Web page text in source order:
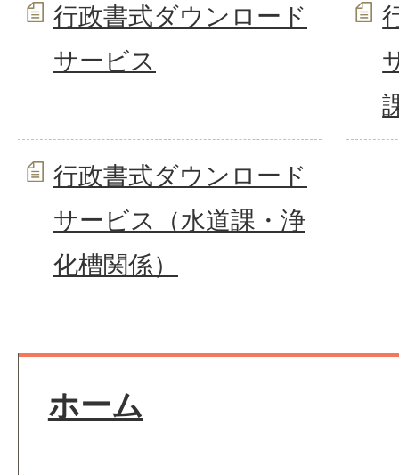
行政書式ダウンロード
サービス
行政書式ダウンロード
サービス（水道課・浄
化槽関係）
ホーム